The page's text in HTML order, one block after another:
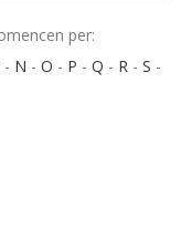
per:
- N - O - P - Q - R - S -